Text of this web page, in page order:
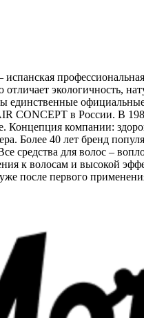
отличает экологичность,
единственные
CONCEPT в России. В
Концепция компании:
Более 40 лет бренд
средства для волос –
к волосам и высокой
уже после первого